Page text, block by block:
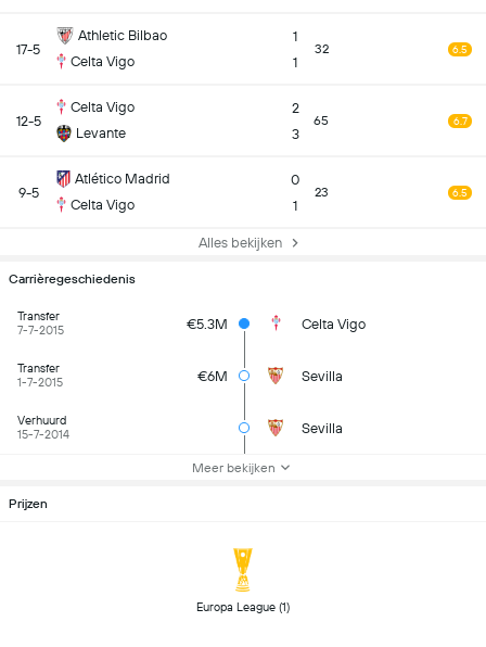
17-5
Athletic Bilbao
Celta Vigo
1
1
32 6.5
12-5
Celta Vigo
Levante
2
3
65 6.7
9-5
Atlético Madrid
Celta Vigo
0
1
23 6.5
Alles bekijken
Carrièregeschiedenis
Transfer
7-7-2015
€5.3M Celta Vigo
Transfer
1-7-2015
€6M Sevilla
Verhuurd
15-7-2014
Sevilla
Meer bekijken
Prijzen